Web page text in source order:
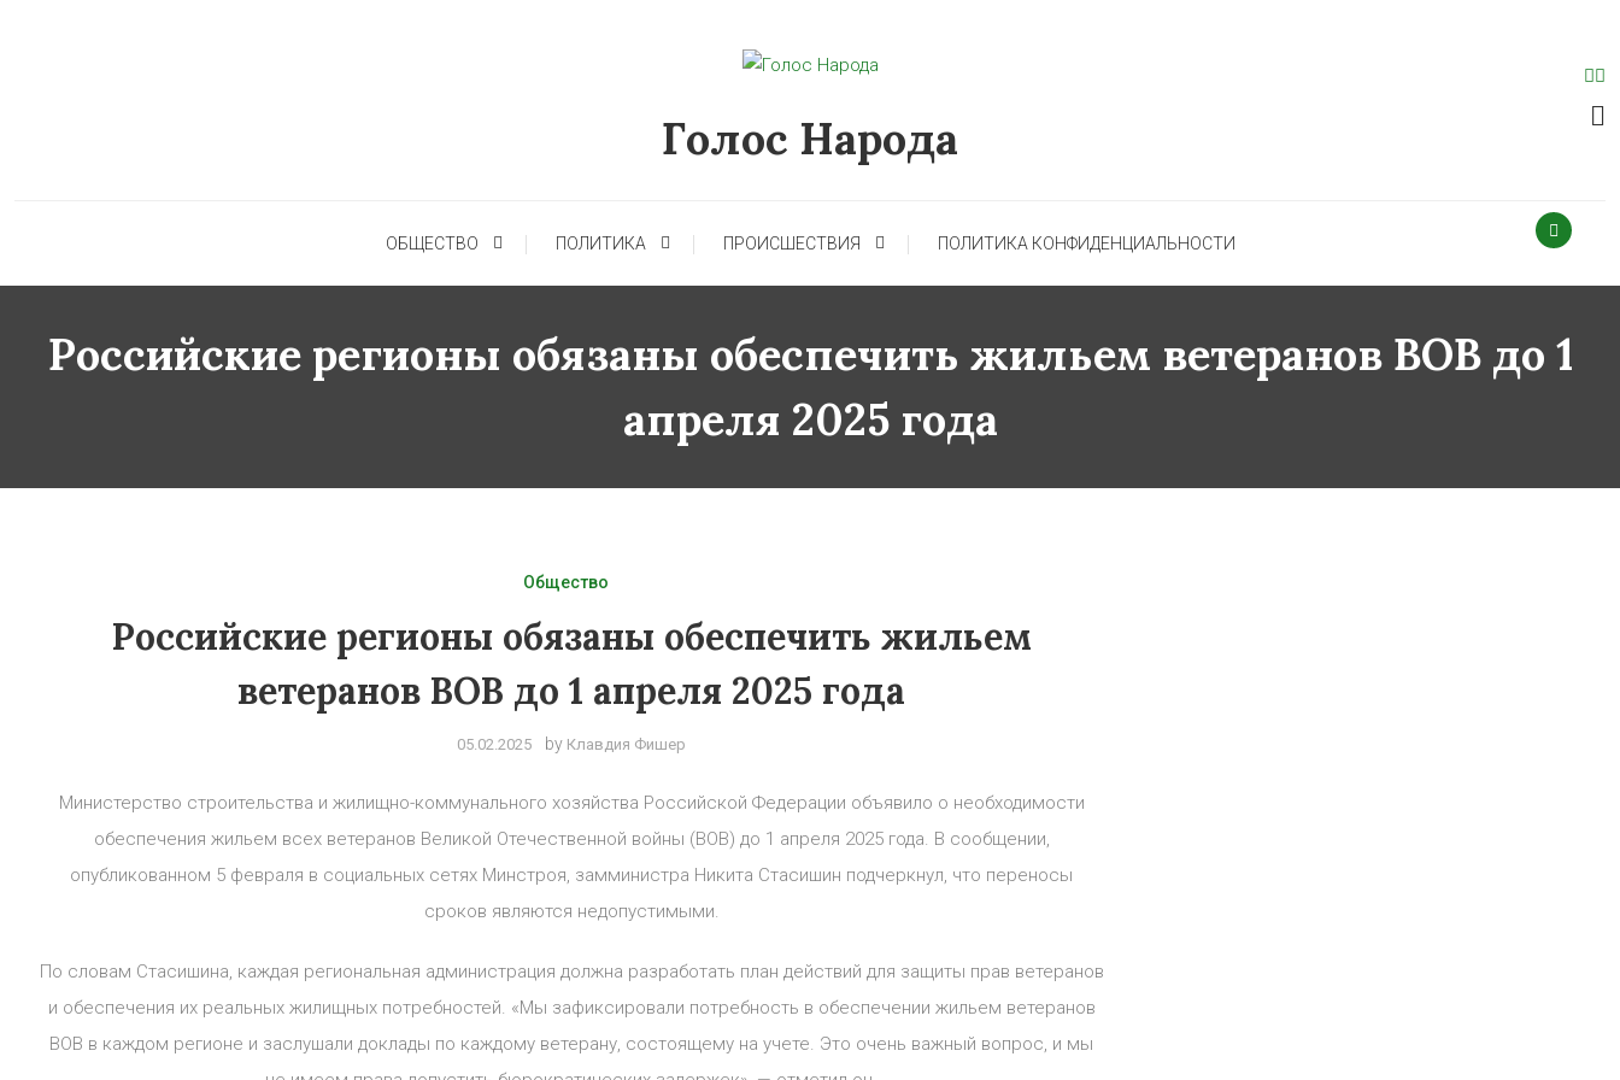
Голос Народа
ОБЩЕСТВО ПОЛИТИКА ПРОИСШЕСТВИЯ ПОЛИТИКА КОНФИДЕНЦИАЛЬНОСТИ
Российские регионы обязаны обеспечить жильем ветеранов ВОВ до 1
апреля 2025 года
Общество
Российские регионы обязаны обеспечить жильем
ветеранов ВОВ до 1 апреля 2025 года
05.02.2025 by Клавдия Фишер
Министерство строительства и жилищно-коммунального хозяйства Российской Федерации объявило о необходимости
обеспечения жильем всех ветеранов Великой Отечественной войны (ВОВ) до 1 апреля 2025 года. В сообщении,
опубликованном 5 февраля в социальных сетях Минстроя, замминистра Никита Стасишин подчеркнул, что переносы
сроков являются недопустимыми.
По словам Стасишина, каждая региональная администрация должна разработать план действий для защиты прав ветеранов
и обеспечения их реальных жилищных потребностей. «Мы зафиксировали потребность в обеспечении жильем ветеранов
ВОВ в каждом регионе и заслушали доклады по каждому ветерану, состоящему на учете. Это очень важный вопрос, и мы